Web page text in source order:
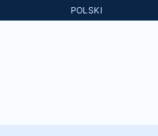
POLSKI